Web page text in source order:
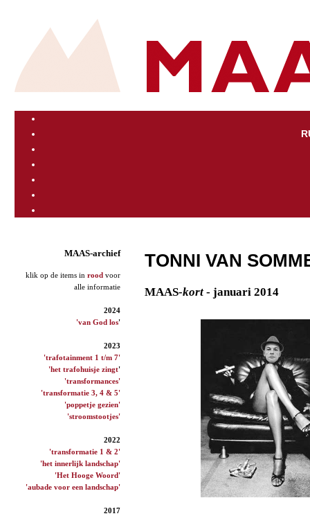
MAAS-archief
klik op de items in rood voor
alle informatie
2024
'van God los'
2023
'trafotainment 1 t/m 7'
'het trafohuisje zingt'
'transformances'
'transformatie 3, 4 & 5'
'poppetje gezien'
'stroomstootjes'
2022
'transformatie 1 & 2'
'het innerlijk landschap'
'Het Hooge Woord'
'aubade voor een landschap'
2017
TONNI VAN
MAAS-kort - januari 2014